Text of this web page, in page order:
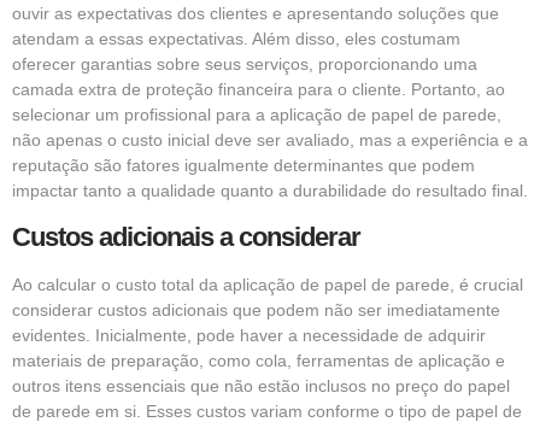
ouvir as expectativas dos clientes e apresentando soluções que
atendam a essas expectativas. Além disso, eles costumam
oferecer garantias sobre seus serviços, proporcionando uma
camada extra de proteção financeira para o cliente. Portanto, ao
selecionar um profissional para a aplicação de papel de parede,
não apenas o custo inicial deve ser avaliado, mas a experiência e a
reputação são fatores igualmente determinantes que podem
impactar tanto a qualidade quanto a durabilidade do resultado final.
Custos adicionais a considerar
Ao calcular o custo total da aplicação de papel de parede, é crucial
considerar custos adicionais que podem não ser imediatamente
evidentes. Inicialmente, pode haver a necessidade de adquirir
materiais de preparação, como cola, ferramentas de aplicação e
outros itens essenciais que não estão inclusos no preço do papel
de parede em si. Esses custos variam conforme o tipo de papel de